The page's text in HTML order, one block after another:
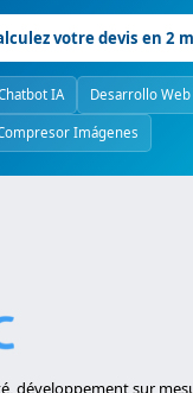
votre devis en 2
IA Desarrollo Web
Imágenes
développement sur